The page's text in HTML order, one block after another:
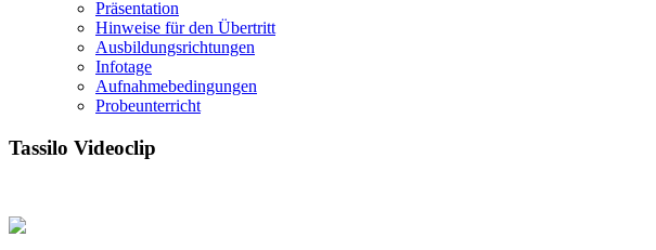
Präsentation
Hinweise für den Übertritt
Ausbildungsrichtungen
Infotage
Aufnahmebedingungen
Probeunterricht
Tassilo Videoclip